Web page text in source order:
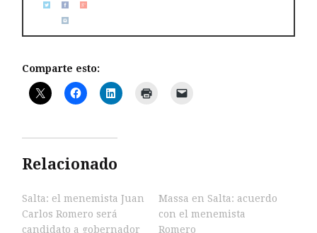
Comparte esto:
Relacionado
Salta: el menemista Juan
Carlos Romero será
candidato a gobernador
Massa en Salta: acuerdo
con el menemista
Romero